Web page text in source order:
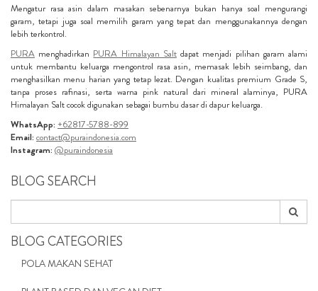
Mengatur rasa asin dalam masakan sebenarnya bukan hanya soal mengurangi
garam, tetapi juga soal memilih garam yang tepat dan menggunakannya dengan
lebih terkontrol.
PURA menghadirkan PURA Himalayan Saltdapat menjadi pilihan garam alami
untuk membantu keluarga mengontrol rasa asin, memasak lebih seimbang, dan
menghasilkan menu harian yang tetap lezat. Dengan kualitas premium Grade S,
tanpa proses rafinasi, serta warna pink natural dari mineral alaminya, PURA
Himalayan Salt cocok digunakan sebagai bumbu dasar di dapur keluarga.
WhatsApp: +62817-5788-899
Email: contact@puraindonesia.com
Instagram: @puraindonesia
BLOG SEARCH
BLOG CATEGORIES
POLA MAKAN SEHAT